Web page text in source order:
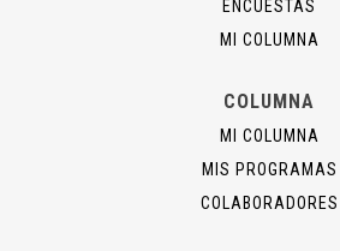
ENCUESTAS
MI COLUMNA
COLUMNA
MI COLUMNA
MIS PROGRAMAS
COLABORADORES